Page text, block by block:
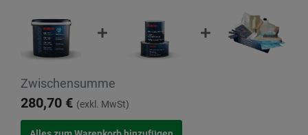
Zwischensumme
280,70 € (exkl. MwSt)